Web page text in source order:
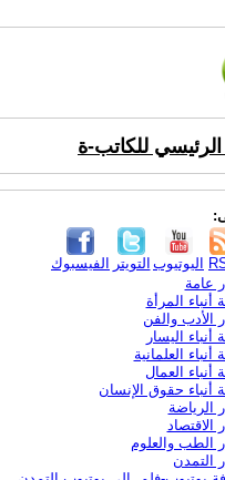
الرئيسي للكاتب-ة
الفيسبوك التويتر اليوتيوب
عامة
أنباء المرأة
الأدب والفن
أنباء اليسار
أنباء العلمانية
أنباء العمال
أنباء حقوق الإنسان
الرياضة
الاقتصاد
الطب والعلوم
التمدن